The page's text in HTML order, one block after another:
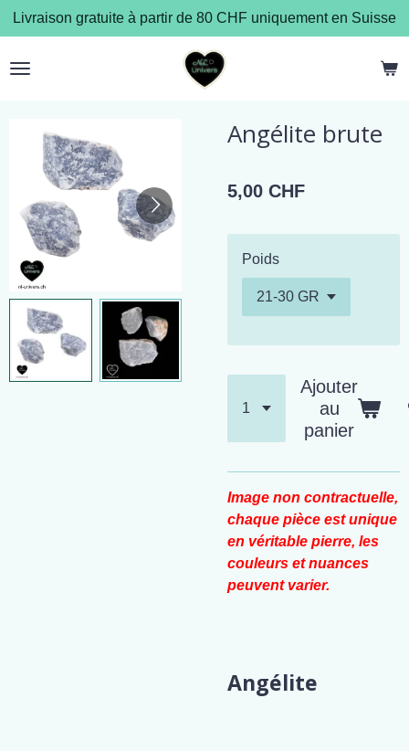
Passer
au
contenu
Livraison gratuite à partir de 80 CHF uniquement en Suisse
Angélite brute
5,00 CHF
Poids
Ajouter
au
panier
Image non contractuelle,
chaque pièce est unique
en véritable pierre, les
couleurs et nuances
peuvent varier.
Angélite